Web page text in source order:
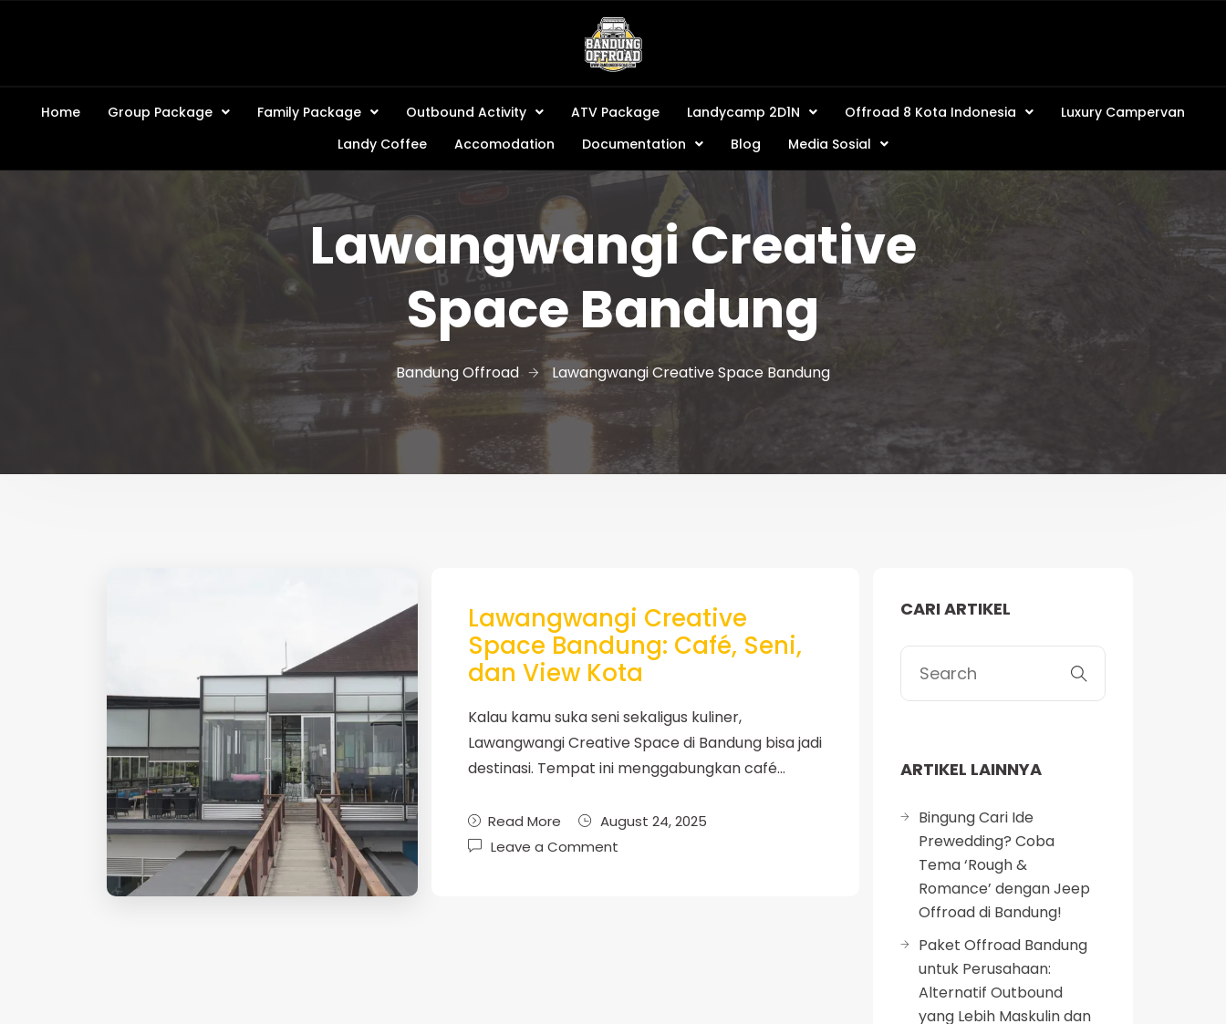
Home Group Package Family Package Outbound Activity ATV Package Landycamp 2D1N Offroad 8 Kota Indonesia
Luxury Campervan
Landy Coffee
Accomodation Documentation Blog Media Sosial
Lawangwangi Creative
Space Bandung
Bandung Offroad Lawangwangi Creative Space Bandung
Lawangwangi Creative
Space Bandung: Café, Seni,
dan View Kota
Kalau kamu suka seni sekaligus kuliner,
Lawangwangi Creative Space di Bandung bisa jadi
destinasi. Tempat ini menggabungkan café…
Read More
August 24, 2025
Leave a Comment
CARI ARTIKEL
ARTIKEL LAINNYA
Bingung Cari Ide
Prewedding? Coba
Tema ‘Rough &
Romance’ dengan Jeep
Offroad di Bandung!
Paket Offroad Bandung
untuk Perusahaan:
Alternatif Outbound
yang Lebih Maskulin dan